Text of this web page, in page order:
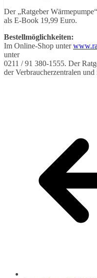
Der „Ratgeber
als E-Book 19,99 Euro.
Bestellmöglichkeiten:
Im Online-Shop unter
unter
0211 / 91 380-1555. Der
der Verbraucherzentralen